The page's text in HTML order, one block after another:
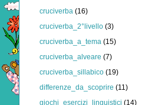
cruciverba (16)
cruciverba_2°livello (3)
cruciverba_a_tema (15)
cruciverba_alveare (7)
cruciverba_sillabico (19)
differenze_da_scoprire (11)
giochi_esercizi_linguistici (14)